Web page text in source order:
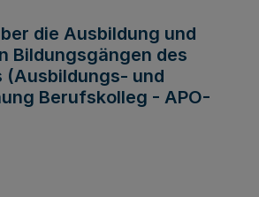
die Ausbildung und
Bildungsgängen des
(Ausbildungs- und
Berufskolleg - APO-